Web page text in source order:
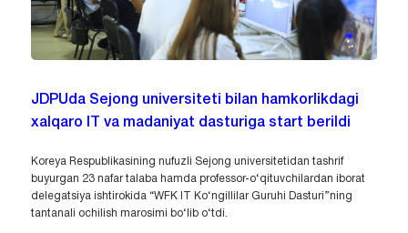
JDPUda Sejong universiteti bilan hamkorlikdagi
xalqaro IT va madaniyat dasturiga start berildi
Koreya Respublikasining nufuzli Sejong universitetidan tashrif
buyurgan 23 nafar talaba hamda professor-o‘qituvchilardan iborat
delegatsiya ishtirokida “WFK IT Ko‘ngillilar Guruhi Dasturi”ning
tantanali ochilish marosimi bo‘lib o‘tdi.